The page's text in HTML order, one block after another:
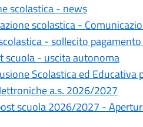
scolastica - news
scolastica -
- sollecito
scuola - uscita autonoma
Scolastica ed Educativa
a.s. 2026/2027
scuola 2026/2027 -